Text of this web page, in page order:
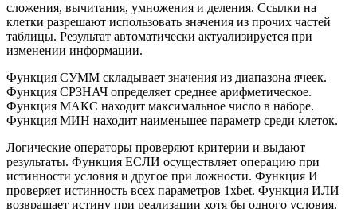
сложения, вычитания, умножения и деления. Ссылки на
клетки разрешают использовать значения из прочих частей
таблицы. Результат автоматически актуализируется при
изменении информации.
Функция СУММ складывает значения из диапазона ячеек.
Функция СРЗНАЧ определяет среднее арифметическое.
Функция МАКС находит максимальное число в наборе.
Функция МИН находит наименьшее параметр среди клеток.
Логические операторы проверяют критерии и выдают
результаты. Функция ЕСЛИ осуществляет операцию при
истинности условия и другое при ложности. Функция И
проверяет истинность всех параметров 1xbet. Функция ИЛИ
возвращает истину при реализации хотя бы одного условия.